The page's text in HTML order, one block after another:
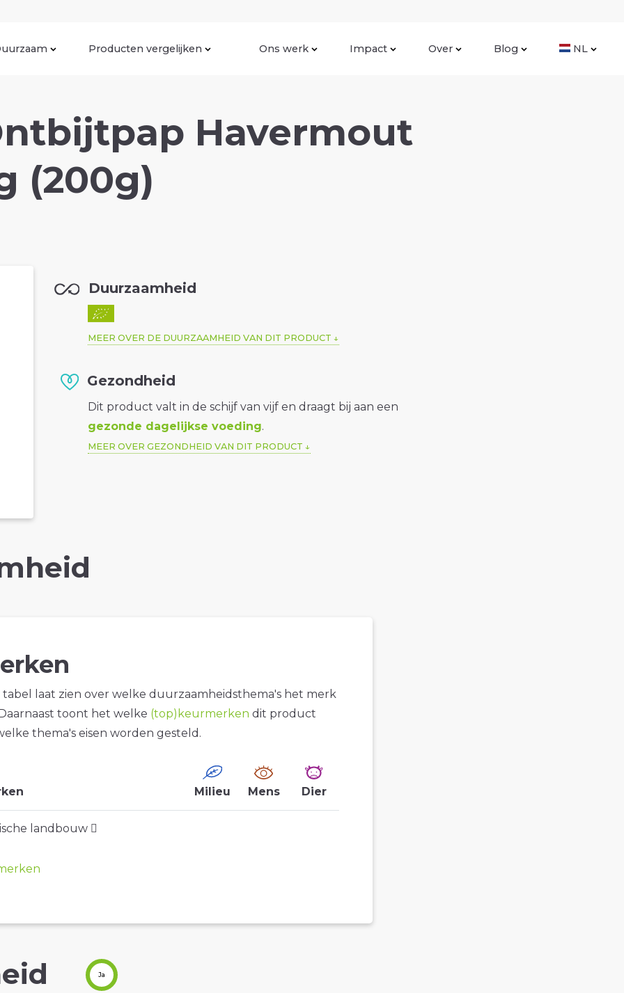
Producten vergelijken Ons werk Impact Over Blog NL
Havermout
(200g)
Duurzaamheid
MEER OVER DE DUURZAAMHEID VAN DIT PRODUCT
Gezondheid
Dit product valt in de schijf van vijf en draagt bij aan een
gezonde dagelijkse voeding.
MEER OVER GEZONDHEID VAN DIT PRODUCT
laat zien over welke duurzaamheidsthema's het merk
toont het welke (top)keurmerken dit product
thema's eisen worden gesteld.
Milieu Mens Dier
landbouw
Ja